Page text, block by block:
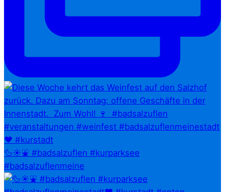
🦆☀️⛲ #badsalzuflen #kurparksee
#badsalzuflenmeine